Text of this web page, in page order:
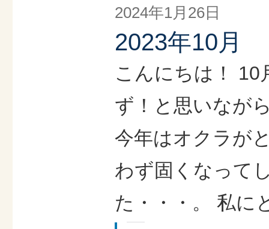
2024年1月26日
2023年10月
こんにちは！ 10
ず！と思いなが
今年はオクラが
わず固くなって
た・・・。 私に